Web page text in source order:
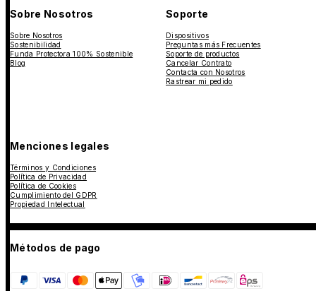
Sobre Nosotros
Sobre Nosotros
Sostenibilidad
Funda Protectora 100% Sostenible
Blog
Soporte
Dispositivos
Preguntas más Frecuentes
Soporte de productos
Cancelar Contrato
Contacta con Nosotros
Rastrear mi pedido
Menciones legales
Términos y Condiciones
Política de Privacidad
Política de Cookies
Cumplimiento del GDPR
Propiedad Intelectual
Métodos de pago